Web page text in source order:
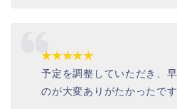
★★★★★
予定を調整していただき、
のが大変ありがたかったです